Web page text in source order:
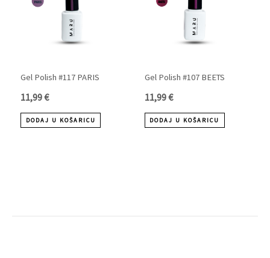
Gel Polish #117 PARIS
11,99€
DODAJ U KOŠARICU
Gel Polish #107 BEETS
11,99€
DODAJ U KOŠARICU